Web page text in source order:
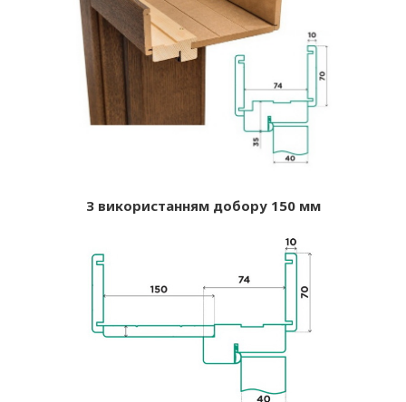
З використанням добору 150 мм